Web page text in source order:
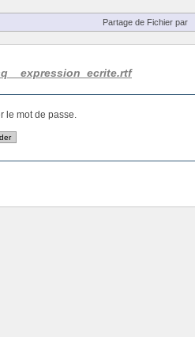
Partage de Fichier par
le mot de passe.